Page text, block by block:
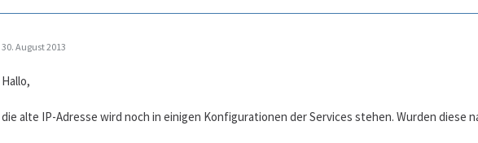
30. August 2013
Hallo,
die alte IP-Adresse wird noch in einigen Konfigurationen der Services stehen. Wurden diese